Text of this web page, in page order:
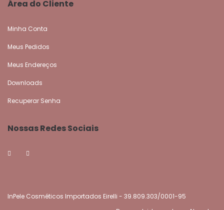
Área do Cliente
Minha Conta
Meus Pedidos
Meus Endereços
Downloads
Recuperar Senha
Nossas Redes Sociais
InPele Cosméticos Importados Eirelli - 39.809.303/0001-95